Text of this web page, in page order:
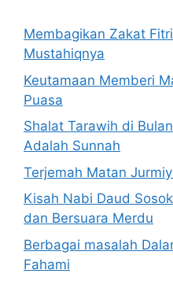
Membagikan Zakat
Mustahiqnya
Keutamaan Memberi
Puasa
Shalat Tarawih di
Adalah Sunnah
Terjemah Matan
Kisah Nabi Daud
dan Bersuara Merdu
Berbagai masalah
Fahami